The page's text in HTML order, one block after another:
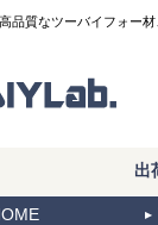
品質なツーバイフォー
出